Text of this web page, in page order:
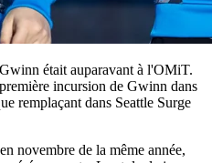
était auparavant à l'OMiT.
incursion de Gwinn dans
remplaçant dans Seattle Surge
novembre de la même année,